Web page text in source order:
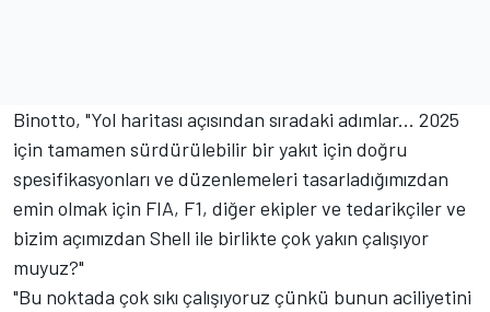
Binotto, "Yol haritası açısından sıradaki adımlar... 2025
için tamamen sürdürülebilir bir yakıt için doğru
spesifikasyonları ve düzenlemeleri tasarladığımızdan
emin olmak için FIA, F1, diğer ekipler ve tedarikçiler ve
bizim açımızdan Shell ile birlikte çok yakın çalışıyor
muyuz?"
"Bu noktada çok sıkı çalışıyoruz çünkü bunun aciliyetini